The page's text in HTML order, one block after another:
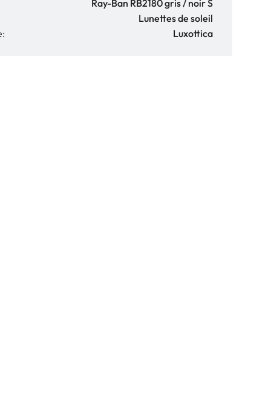
Ray-Ban RB2180 gris / noir S
Lunettes de soleil
Luxottica